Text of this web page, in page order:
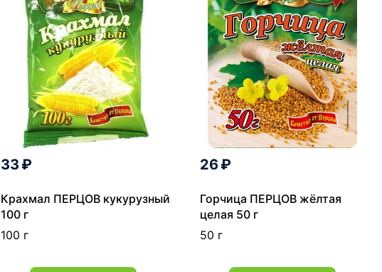
33 ₽
Крахмал ПЕРЦОВ кукурузный
100 г
100 г
26 ₽
Горчица ПЕРЦОВ жёлтая
целая 50 г
50 г